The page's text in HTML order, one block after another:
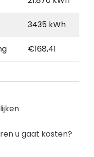
3435 kWh
€168,41
u gaat kosten?